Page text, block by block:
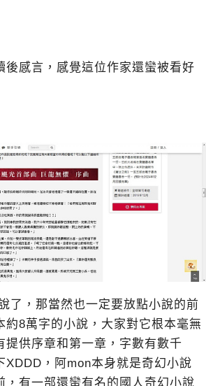
後感言，感覺這位作家還蠻被看好
了，那當然也一定要放點小說的前
約8萬字的小說，大家對它根本毫無
提供序章和第一章，字數有數千
XDDD，阿mon本身就是奇幻小說
，有一部還蠻有名的國人奇幻小說